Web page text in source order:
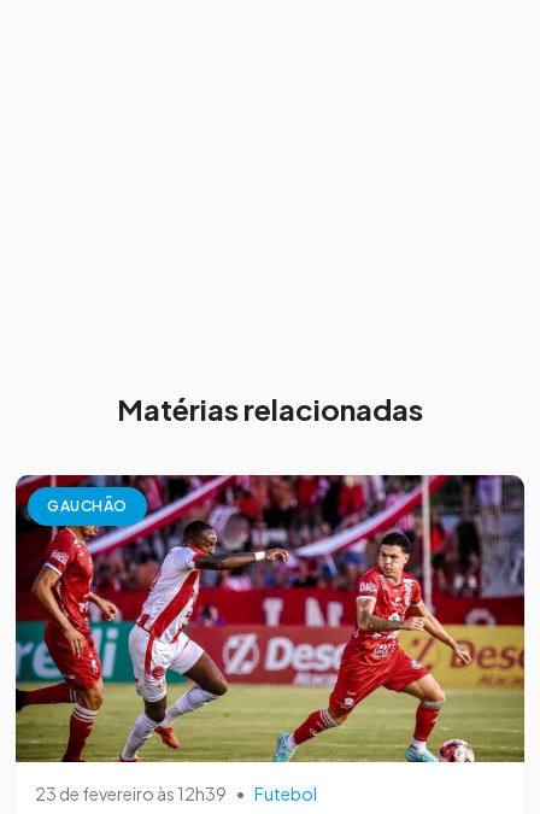
Matérias relacionadas
GAUCHÃO
23 de fevereiro às 12h39 • Futebol